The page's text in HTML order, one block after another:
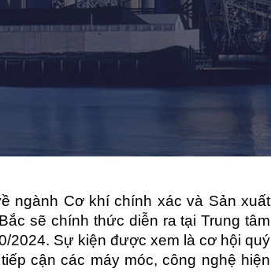
ngành Cơ khí chính xác và Sản xuất
sẽ chính thức diễn ra tại Trung tâm
2024. Sự kiện được xem là cơ hội quý
cận các máy móc, công nghệ hiện